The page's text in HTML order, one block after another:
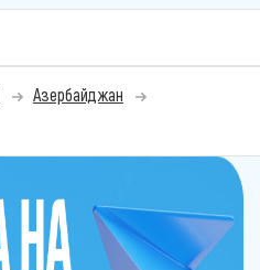
Азербайджан